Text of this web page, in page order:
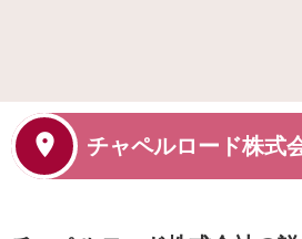
チャペルロード株式